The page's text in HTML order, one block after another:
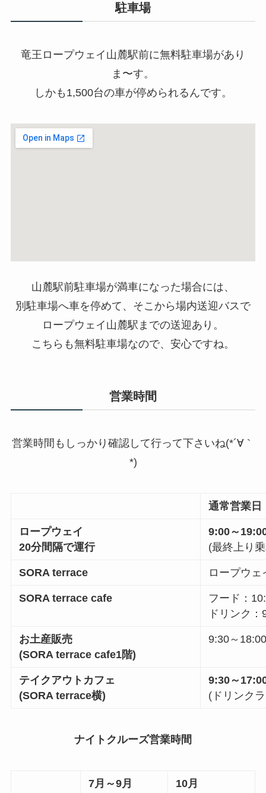
駐車場
竜王ロープウェイ山麓駅前に無料駐車場があり
ま〜す。
しかも1,500台の車が停められるんです。
山麓駅前駐車場が満車になった場合には、
別駐車場へ車を停めて、そこから場内送迎バスで
ロープウェイ山麓駅までの送迎あり。
こちらも無料駐車場なので、安心ですね。
営業時間
営業時間もしっかり確認して行って下さいね(*´∀｀
*)
通常営業日
ロープウェイ
20分間隔で運行
9:00～
(最終上り
SORA terrace ロープウ
SORA terrace cafe フード：
ドリンク：
お土産販売
(SORA terrace cafe1階)
9:30～
テイクアウトカフェ
(SORA terrace横)
9:30～
(ドリンク
ナイトクルーズ営業時間
7月～9月 10月